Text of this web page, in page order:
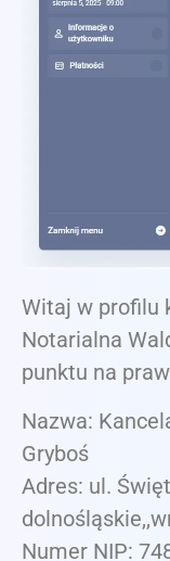
Witaj w profilu
Notarialna
punktu na
Nazwa:
Gryboś
Adres: ul.
Numer NIP: